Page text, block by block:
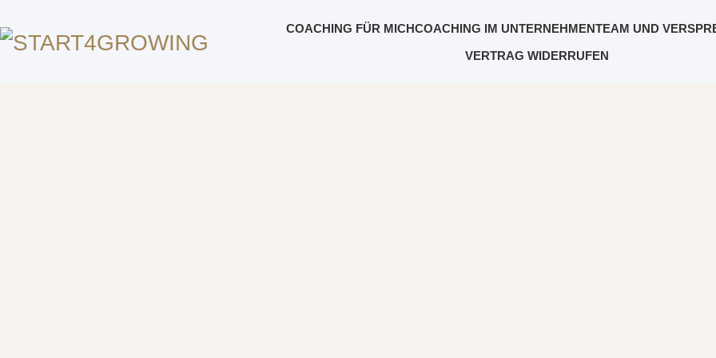
COACHING FÜR MICHCOACHING IM UNTERNEHMENTEAM UND
VERTRAG WIDERRUFEN